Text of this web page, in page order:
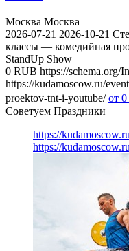
Москва Москва
2026-07-21 2026-10-21
классы — комедийная
StandUp Show
0 RUB https://schema.org/
https://kudamoscow.ru/
proektov-tnt-i-youtube/ от 0
Советуем Праздники
https://
https://